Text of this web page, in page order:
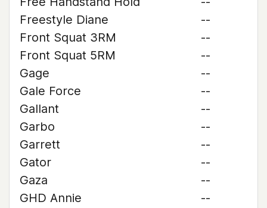
Freestyle Diane
--
Front Squat 3RM
--
Front Squat 5RM
--
Gage
--
Gale Force
--
Gallant
--
Garbo
--
Garrett
--
Gator
--
Gaza
--
GHD Annie
--